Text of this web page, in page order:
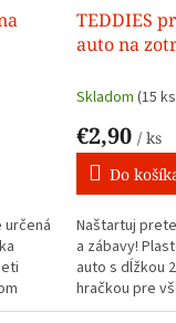
9cm
TEDDIES
auto na
Skladom (15
€2,90 / ks
Do
Naštartuj
a zábavy!
auto s dĺžkou
hračkou pre
fanúšikov